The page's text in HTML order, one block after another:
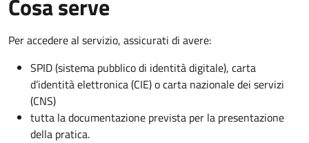
Per accedere al servizio, assicurati di avere:
SPID (sistema pubblico di identità digitale), carta
d’identità elettronica (CIE) o carta nazionale dei servizi
(CNS)
tutta la documentazione prevista per la presentazione
della pratica.